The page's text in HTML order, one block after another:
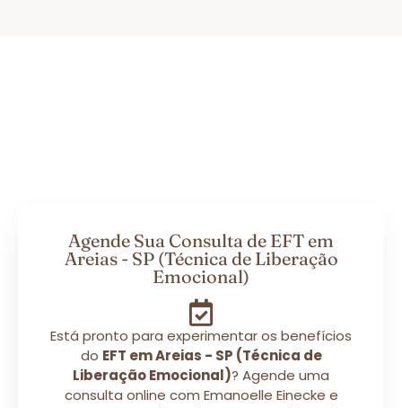
Agende Sua Consulta de EFT em
Areias - SP (Técnica de Liberação
Emocional)
Está pronto para experimentar os benefícios
do EFT em Areias - SP (Técnica de
Liberação Emocional)? Agende uma
consulta online com Emanoelle Einecke e